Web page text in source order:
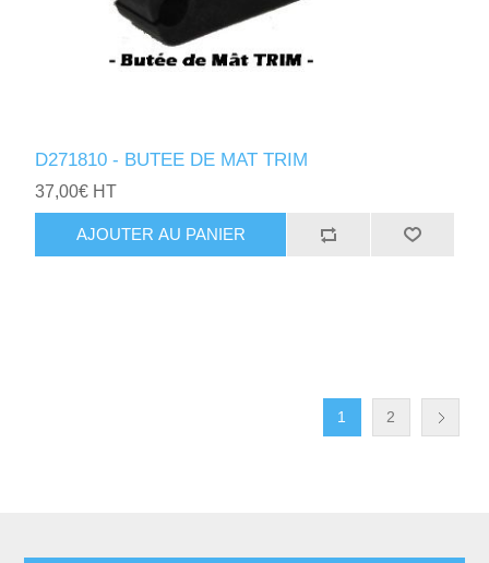
D271810 - BUTEE DE MAT TRIM
37,00€ HT
AJOUTER AU PANIER
1 2